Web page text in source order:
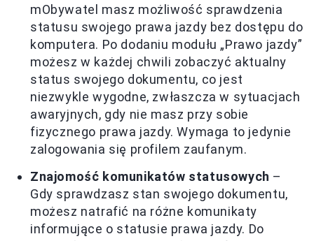
mObywatel masz możliwość sprawdzenia
statusu swojego prawa jazdy bez dostępu do
komputera. Po dodaniu modułu „Prawo jazdy”
możesz w każdej chwili zobaczyć aktualny
status swojego dokumentu, co jest
niezwykle wygodne, zwłaszcza w sytuacjach
awaryjnych, gdy nie masz przy sobie
fizycznego prawa jazdy. Wymaga to jedynie
zalogowania się profilem zaufanym.
Znajomość komunikatów statusowych –
Gdy sprawdzasz stan swojego dokumentu,
możesz natrafić na różne komunikaty
informujące o statusie prawa jazdy. Do